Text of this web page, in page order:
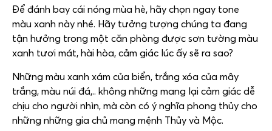
Để đánh bay cái nóng mùa hè, hãy chọn ngay tone
màu xanh này nhé. Hãy tưởng tượng chúng ta đang
tận hưởng trong một căn phòng được sơn tường màu
xanh tươi mát, hài hòa, cảm giác lúc ấy sẽ ra sao?
Những màu xanh xám của biển, trắng xóa của mây
trắng, màu núi đá,.. không những mang lại cảm giác dễ
chịu cho người nhìn, mà còn có ý nghĩa phong thủy cho
những những gia chủ mang mệnh Thủy và Mộc.